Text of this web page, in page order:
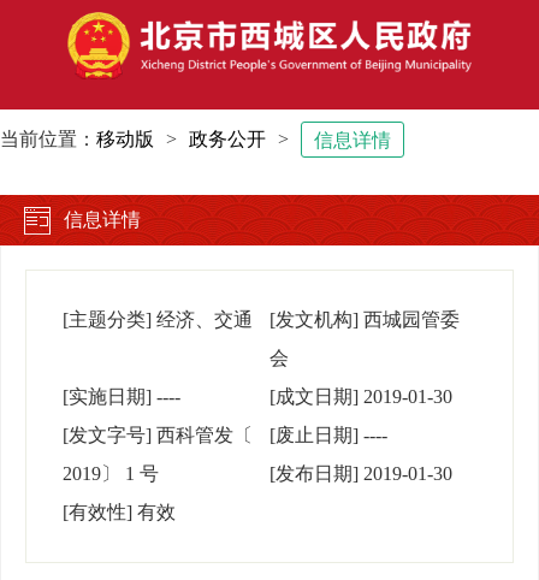
当前位置： 移动版 > 政务公开 > 信息详情
信息详情
[主题分类] 经济、交通 [发文机构] 西城园管委
会
[实施日期] ---- [成文日期] 2019-01-30
[发文字号] 西科管发〔
2019〕 1 号
[废止日期] ----
[发布日期] 2019-01-30
[有效性] 有效